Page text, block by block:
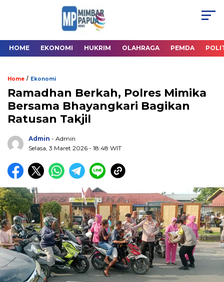
HOME EKONOMI HUKRIM OLAHRAGA PEMDA
Home / Ekonomi
Ramadhan Berkah, Polres Mimika
Bersama Bhayangkari Bagikan
Ratusan Takjil
Admin - Admin
Selasa, 3 Maret 2026 - 18:48 WIT